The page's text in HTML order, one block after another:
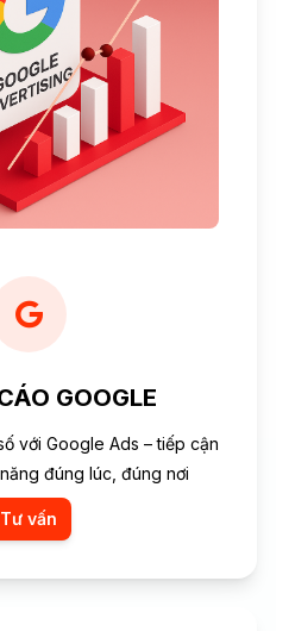
GOOGLE
với Google Ads – tiếp cận
đúng lúc, đúng nơi
Tư vấn